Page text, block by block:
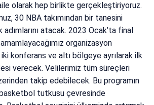
olarak hep birlikte gerçekleştiriyoruz.
30 NBA takımından bir tanesini
atacak. 2023 Ocak’ta final
organizasyon
konferans ve altı bölgeye ayrılarak ilk
verecek. Velilerimiz tüm süreçleri
takip edebilecek. Bu programın
tutkusu çevresinde